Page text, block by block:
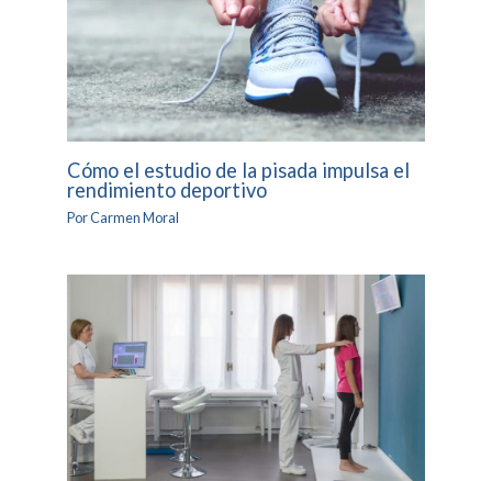
Cómo el estudio de la pisada impulsa el
rendimiento deportivo
PorCarmen Moral